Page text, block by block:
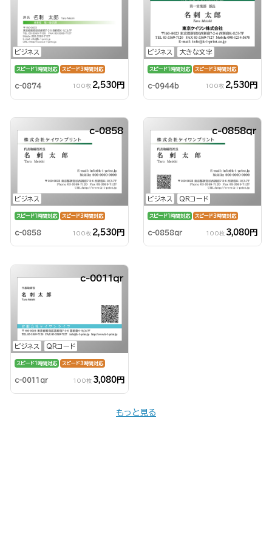
ビジネス
スピード1時間対応 スピード3時間対応
c-0874 100枚 2,530円
ビジネス 大きな文字
スピード1時間対応 スピード3時間対応
c-0944b 100枚 2,530円
ビジネス
c-0858
スピード1時間対応 スピード3時間対応
c-0858 100枚 2,530円
ビジネス QRコード
c-0858qr
スピード1時間対応 スピード3時間対応
c-0858qr 100枚 3,080円
ビジネス QRコード
c-0011qr
スピード1時間対応 スピード3時間対応
c-0011qr 100枚 3,080円
もっと見る